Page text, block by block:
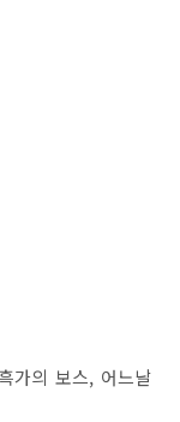
가의 보스, 어느날